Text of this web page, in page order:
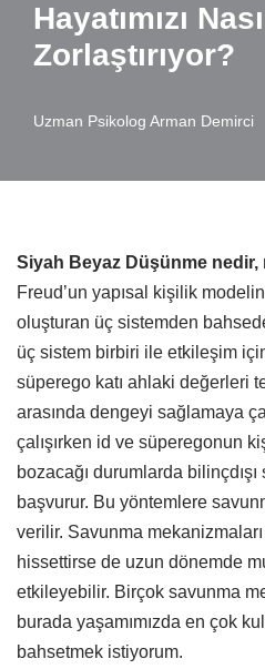
Hayatımızı
Zorlaştırıyor?
Uzman Psikolog Arman Demirci
Siyah Beyaz Düşünme nedir,
Freud’un yapısal kişilik
oluşturan üç sistemden
üç sistem birbiri ile etkileşim
süperego katı ahlaki değerleri
arasında dengeyi sağlamaya
çalışırken id ve süperegonun
bozacağı durumlarda
başvurur. Bu yöntemlere
verilir. Savunma
hissettirse de uzun dönemde
etkileyebilir. Birçok savunma
burada yaşamımızda en çok
bahsetmek istiyorum.